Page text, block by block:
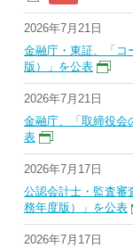
2026年7月21日
金融庁・東証、「コ
版）」を公表
2026年7月21日
金融庁、「取締役会
表
2026年7月17日
公認会計士・監査審
務年度版）」を公表
2026年7月17日